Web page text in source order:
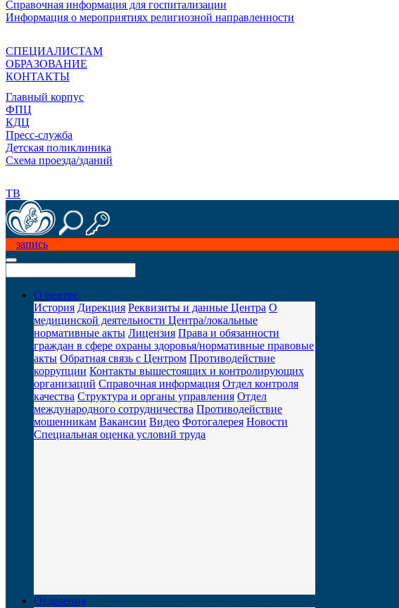
Справочная информация для госпитализации
Информация о мероприятиях религиозной направленности
СПЕЦИАЛИСТАМ
ОБРАЗОВАНИЕ
КОНТАКТЫ
Главный корпус
ФПЦ
КДЦ
Пресс-служба
Детская поликлиника
Схема проезда/зданий
ТВ
запись
О центре
История Дирекция Реквизиты и данные Центра О
медицинской деятельности Центра/локальные
нормативные акты Лицензия Права и обязанности
граждан в сфере охраны здоровья/нормативные правовые
акты Обратная связь с Центром Противодействие
коррупции Контакты вышестоящих и контролирующих
организаций Справочная информация Отдел контроля
качества Структура и органы управления Отдел
международного сотрудничества Противодействие
мошенникам Вакансии Видео Фотогалерея Новости
Специальная оценка условий труда
Отделения